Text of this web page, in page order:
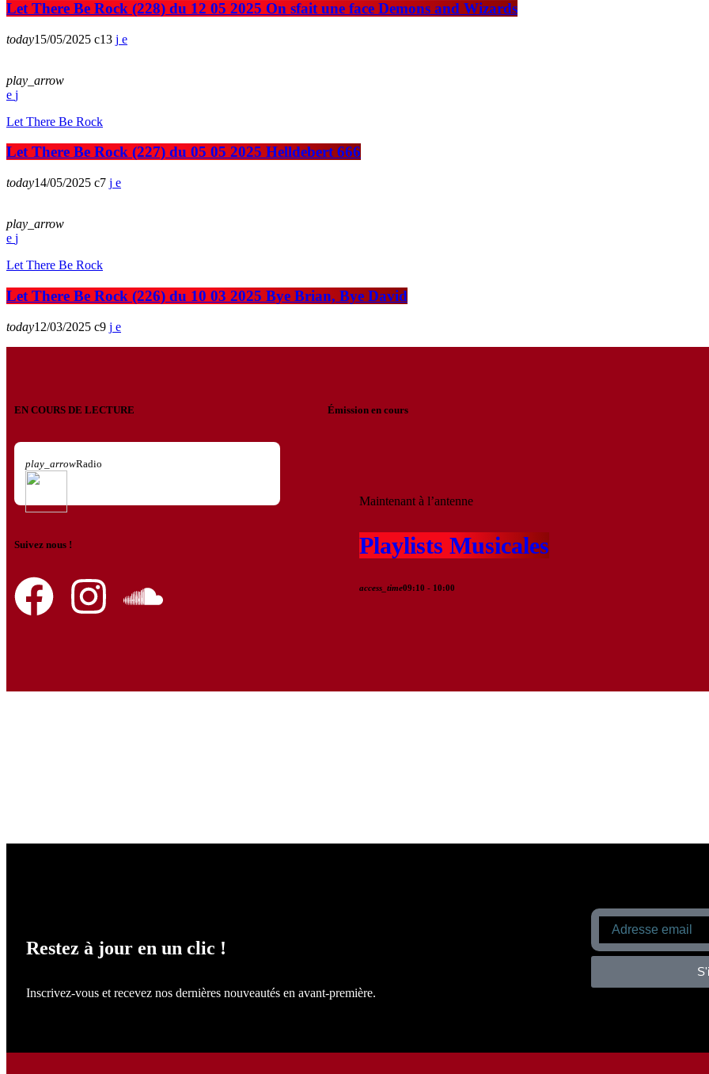
Let There Be Rock (228) du 12 05 2025 On sfait une face Demons and Wizards
today15/05/2025 13
play_arrow
Let There Be Rock
Let There Be Rock (227) du 05 05 2025 Helldebert 666
today14/05/2025 7
play_arrow
Let There Be Rock
Let There Be Rock (226) du 10 03 2025 Bye Brian, Bye David
today12/03/2025 9
EN COURS DE LECTURE
play_arrowRadio
Suivez nous !
Émission en cours
Maintenant à l’antenne
Playlists Musicales
access_time09:10 - 10:00
Restez à jour en un clic !
Inscrivez-vous et recevez nos dernières nouveautés en avant-première.